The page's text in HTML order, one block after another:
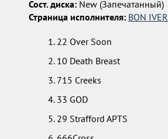
Сост. диска:New (Запечатанный)
Страница исполнителя: BON IVER
22 Over Soon
10 Death Breast
715 Creeks
33 GOD
29 Strafford APTS